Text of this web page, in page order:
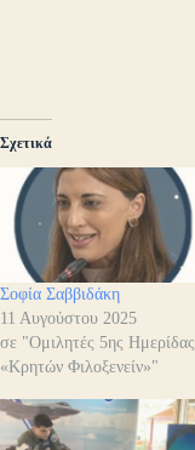
Σχετικά
Σοφία Σαββιδάκη
11 Αυγούστου 2025
σε "Ομιλητές 5ης Ημερίδας
«Κρητών Φιλοξενείν»"